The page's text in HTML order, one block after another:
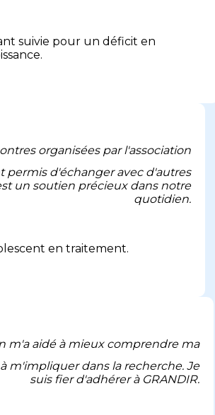
suivie pour un déficit en
organisées par l'association
permis d'échanger avec d'autres
un soutien précieux dans notre
quotidien.
en traitement.
m'a aidé à mieux comprendre ma
m'impliquer dans la recherche. Je
suis fier d'adhérer à GRANDIR.